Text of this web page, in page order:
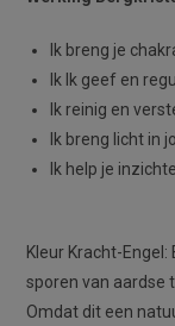
Ik breng je
Ik Ik geef en
Ik reinig en
Ik breng licht in
Ik help je
Kleur Kracht-
sporen van aardse
Omdat dit een